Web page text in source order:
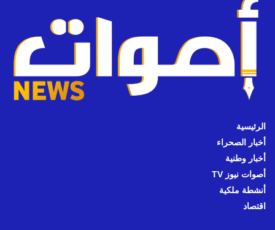
الرئيسية
أخبار الصحراء
أخبار وطنية
أصوات نيوز TV
أنشطة ملكية
اقتصاد